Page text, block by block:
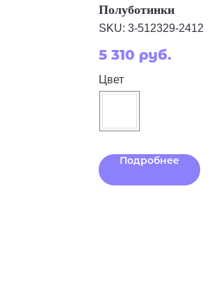
Полуботинки
SKU: 3-512329-2412
5 310 руб.
Цвет
Подробнее